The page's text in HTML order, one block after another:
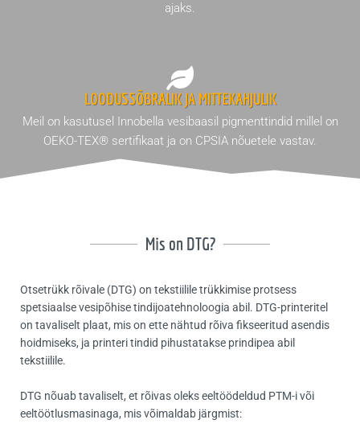
ajaks.
LOODUSSÕBRALIK JA MITTEKAHJULIK
Meil on kasutusel Innobella vesibaasil pigmenttindid millel on
OEKO-TEX® sertifikaat ja on CPSIA nõuetele vastav.
Mis on DTG?
Otsetrükk rõivale (DTG) on tekstiilile trükkimise protsess
spetsiaalse vesipõhise tindijoatehnoloogia abil. DTG-printeritel
on tavaliselt plaat, mis on ette nähtud rõiva fikseeritud asendis
hoidmiseks, ja printeri tindid pihustatakse prindipea abil
tekstiilile.
DTG nõuab tavaliselt, et rõivas oleks eeltöödeldud PTM-i või
eeltöötlusmasinaga, mis võimaldab järgmist: